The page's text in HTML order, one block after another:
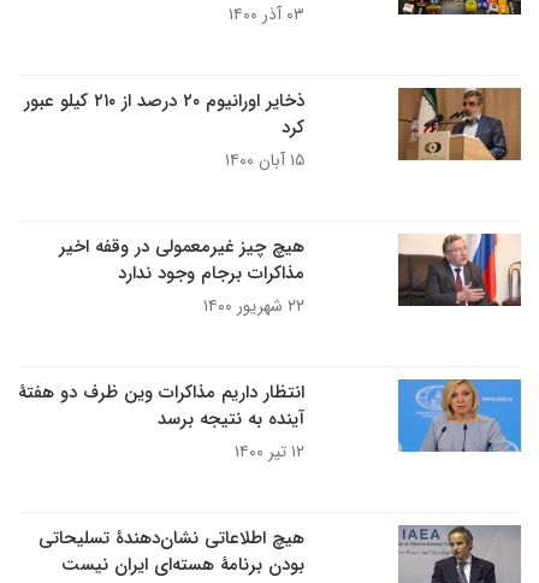
۰۳ آذر ۱۴۰۰
ذخایر اورانیوم ۲۰ درصد از ۲۱۰ کیلو عبور
کرد
۱۵ آبان ۱۴۰۰
هیچ چیز غیرمعمولی در وقفه اخیر
مذاکرات برجام وجود ندارد
۲۲ شهریور ۱۴۰۰
انتظار داریم مذاکرات وین ظرف دو هفتۀ
آینده به نتیجه برسد
۱۲ تیر ۱۴۰۰
هیچ اطلاعاتی نشان‌دهندۀ تسلیحاتی
بودن برنامۀ هسته‌ای ایران نیست